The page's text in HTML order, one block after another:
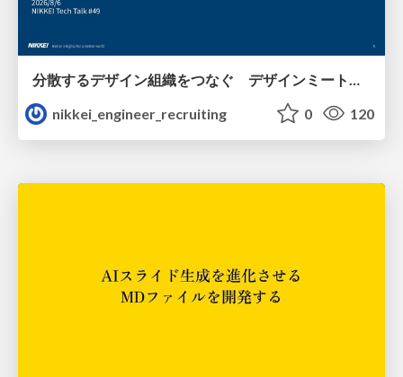
nikkei_engineer_recruiting
0 120